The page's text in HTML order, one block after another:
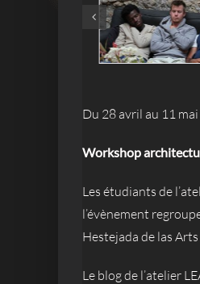
Du 28 avril au 11
Workshop
Les étudiants de
l’évènement
Hestejada de las
Le blog de l’atelier